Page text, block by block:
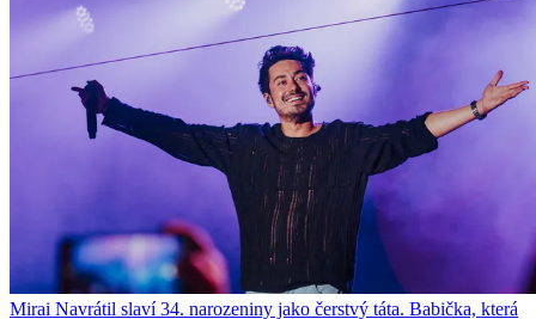
Mirai Navrátil slaví 34. narozeniny jako čerstvý táta. Babička, která